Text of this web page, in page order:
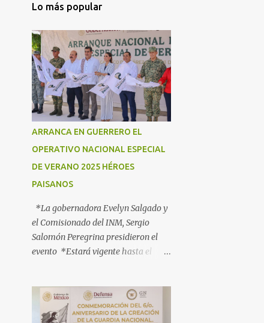
Lo más popular
ARRANCA EN GUERRERO EL
OPERATIVO NACIONAL ESPECIAL
DE VERANO 2025 HÉROES
PAISANOS
*La gobernadora Evelyn Salgado y
el Comisionado del INM, Sergio
Salomón Peregrina presidieron el
evento *Estará vigente hasta el
objetivo informar, orientar y
proteger a los connacionales que